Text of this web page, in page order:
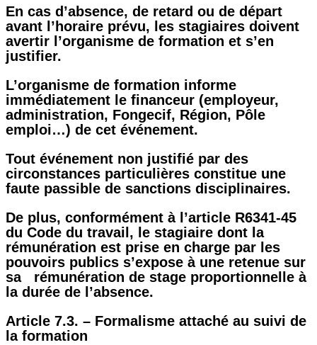
En cas d’absence, de retard ou de départ
avant l’horaire prévu, les stagiaires doivent
avertir l’organisme de formation et s’en
justifier.
L’organisme de formation informe
immédiatement le financeur (employeur,
administration, Fongecif, Région, Pôle
emploi…) de cet événement.
Tout événement non justifié par des
circonstances particulières constitue une
faute passible de sanctions disciplinaires.
De plus, conformément à l’article R6341-45
du Code du travail, le stagiaire dont la
rémunération est prise en charge par les
pouvoirs publics s’expose à une retenue sur
sa rémunération de stage proportionnelle à
la durée de l’absence.
Article 7.3. – Formalisme attaché au suivi de
la formation